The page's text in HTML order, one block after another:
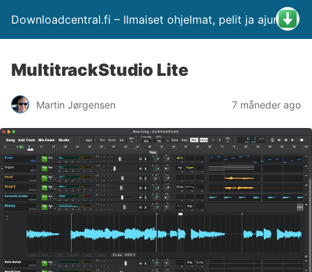
Downloadcentral.fi – Ilmaiset ohjelmat, pelit ja ajurit
MultitrackStudio Lite
Martin Jørgensen 7 måneder ago